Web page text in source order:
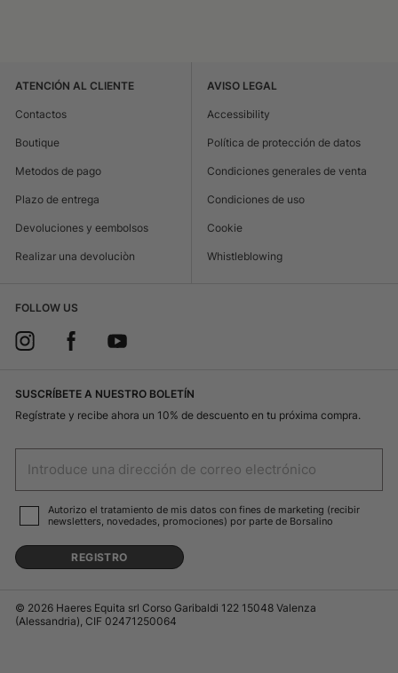
ATENCIÓN AL CLIENTE
Contactos
Boutique
Metodos de pago
Plazo de entrega
Devoluciones y eembolsos
Realizar una devoluciòn
AVISO LEGAL
Accessibility
Política de protección de datos
Condiciones generales de venta
Condiciones de uso
Cookie
Whistleblowing
FOLLOW US
SUSCRÍBETE A NUESTRO BOLETÍN
Regístrate y recibe ahora un 10% de descuento en tu próxima compra.
Autorizo el tratamiento de mis datos con fines de marketing (recibir
newsletters, novedades, promociones) por parte de Borsalino
REGISTRO
© 2026 Haeres Equita srl Corso Garibaldi 122 15048 Valenza
(Alessandria), CIF 02471250064